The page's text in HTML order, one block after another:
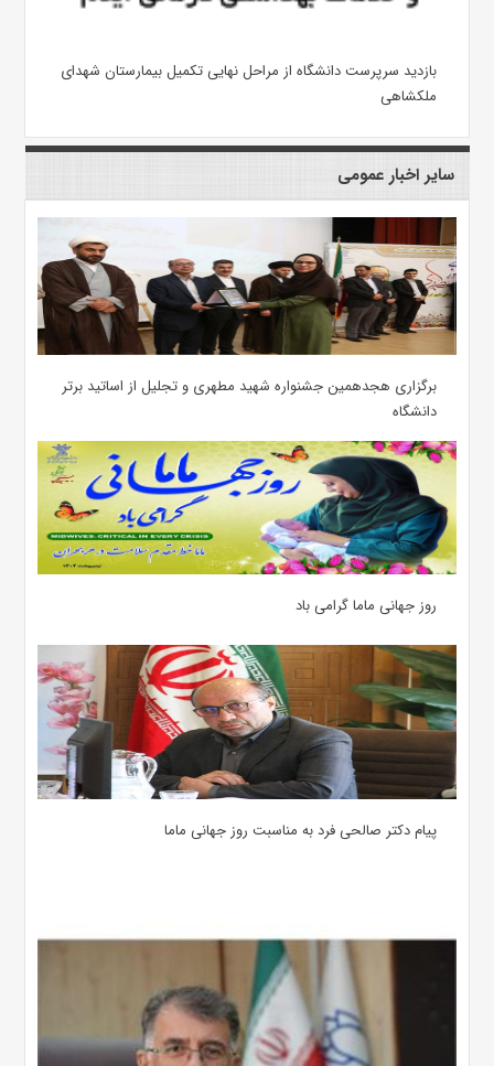
بازدید سرپرست دانشگاه از مراحل نهایی تکمیل بیمارستان شهدای
ملکشاهی
سایر اخبار عمومی
برگزاری هجدهمین جشنواره شهید مطهری و تجلیل از اساتید برتر
دانشگاه
روز جهانی ماما گرامی باد
پیام دکتر صالحی فرد به مناسبت روز جهانی ماما